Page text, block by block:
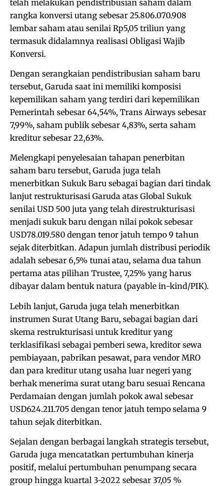
telah melakukan pendistribusian saham dalam
rangka konversi utang sebesar 25.806.070.908
lembar saham atau senilai Rp5,05 triliun yang
termasuk didalamnya realisasi Obligasi Wajib
Konversi.
Dengan serangkaian pendistribusian saham baru
tersebut, Garuda saat ini memiliki komposisi
kepemilikan saham yang terdiri dari kepemilikan
Pemerintah sebesar 64,54%, Trans Airways sebesar
7,99%, saham publik sebesar 4,83%, serta saham
kreditur sebesar 22,63%.
Melengkapi penyelesaian tahapan penerbitan
saham baru tersebut, Garuda juga telah
menerbitkan Sukuk Baru sebagai bagian dari tindak
lanjut restrukturisasi Garuda atas Global Sukuk
senilai USD 500 juta yang telah direstrukturisasi
menjadi sukuk baru dengan nilai pokok sebesar
USD78.019.580 dengan tenor jatuh tempo 9 tahun
sejak diterbitkan. Adapun jumlah distribusi periodik
adalah sebesar 6,5% tunai atau, selama dua tahun
pertama atas pilihan Trustee, 7,25% yang harus
dibayar dalam bentuk natura (payable in-kind/PIK).
Lebih lanjut, Garuda juga telah menerbitkan
instrumen Surat Utang Baru, sebagai bagian dari
skema restrukturisasi untuk kreditur yang
terklasifikasi sebagai pemberi sewa, kreditor sewa
pembiayaan, pabrikan pesawat, para vendor MRO
dan para kreditur utang usaha luar negeri yang
berhak menerima surat utang baru sesuai Rencana
Perdamaian dengan jumlah pokok awal sebesar
USD624.211.705 dengan tenor jatuh tempo selama 9
tahun sejak diterbitkan.
Sejalan dengan berbagai langkah strategis tersebut,
Garuda juga mencatatkan pertumbuhan kinerja
positif, melalui pertumbuhan penumpang secara
group hingga kuartal 3-2022 sebesar 37,05 %